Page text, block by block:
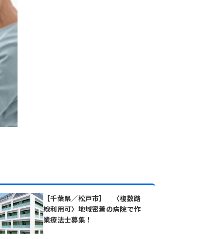
【千葉県／松戸市】 〈複数路
線利用可〉地域密着の病院で作
業療法士募集！